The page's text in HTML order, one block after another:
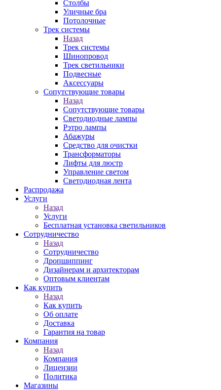
Столбы
Уличные бра
Потолочные
Трек системы
Назад
Трек системы
Шинопровод
Трек светильники
Подвесные
Аксессуары
Сопутствующие товары
Назад
Сопутствующие товары
Светодиодные лампы
Рэтро лампы
Абажуры
Средство для очистки
Трансформаторы
Лифты для люстр
Управление светом
Светодиодная лента
Распродажа
Услуги
Назад
Услуги
Бесплатная установка светильников
Сотрудничество
Назад
Сотрудничество
Дропшиппинг
Дизайнерам и архитекторам
Оптовым клиентам
Как купить
Назад
Как купить
Об оплате
Доставка
Гарантия на товар
Компания
Назад
Компания
Лицензии
Политика
Магазины